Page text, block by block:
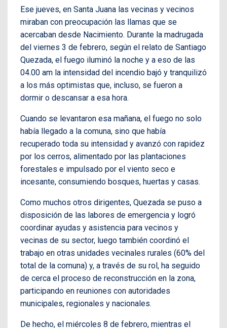
Ese jueves, en Santa Juana las vecinas y vecinos
miraban con preocupación las llamas que se
acercaban desde Nacimiento. Durante la madrugada
del viernes 3 de febrero, según el relato de Santiago
Quezada, el fuego iluminó la noche y a eso de las
04.00 am la intensidad del incendio bajó y tranquilizó
a los más optimistas que, incluso, se fueron a
dormir o descansar a esa hora.
Cuando se levantaron esa mañana, el fuego no solo
había llegado a la comuna, sino que había
recuperado toda su intensidad y avanzó con rapidez
por los cerros, alimentado por las plantaciones
forestales e impulsado por el viento seco e
incesante, consumiendo bosques, huertas y casas.
Como muchos otros dirigentes, Quezada se puso a
disposición de las labores de emergencia y logró
coordinar ayudas y asistencia para vecinos y
vecinas de su sector, luego también coordinó el
trabajo en otras unidades vecinales rurales (60% del
total de la comuna) y, a través de su rol, ha seguido
de cerca el proceso de reconstrucción en la zona,
participando en reuniones con autoridades
municipales, regionales y nacionales.
De hecho, el miércoles 8 de febrero, mientras el